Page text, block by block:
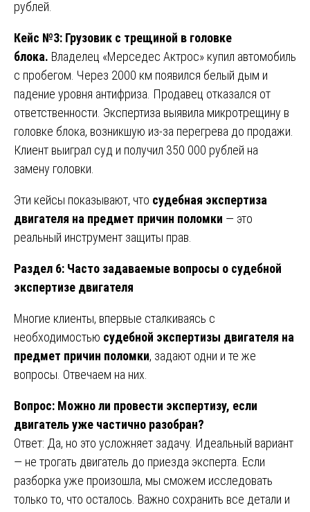
рублей.
Кейс №3: Грузовик с трещиной в головке
блока. Владелец «Мерседес Актрос» купил автомобиль
с пробегом. Через 2000 км появился белый дым и
падение уровня антифриза. Продавец отказался от
ответственности. Экспертиза выявила микротрещину в
головке блока, возникшую из-за перегрева до продажи.
Клиент выиграл суд и получил 350 000 рублей на
замену головки.
Эти кейсы показывают, что судебная экспертиза
двигателя на предмет причин поломки — это
реальный инструмент защиты прав.
Раздел 6: Часто задаваемые вопросы о судебной
экспертизе двигателя
Многие клиенты, впервые сталкиваясь с
необходимостью судебной экспертизы двигателя на
предмет причин поломки, задают одни и те же
вопросы. Отвечаем на них.
Вопрос: Можно ли провести экспертизу, если
двигатель уже частично разобран?
Ответ: Да, но это усложняет задачу. Идеальный вариант
— не трогать двигатель до приезда эксперта. Если
разборка уже произошла, мы сможем исследовать
только то, что осталось. Важно сохранить все детали и